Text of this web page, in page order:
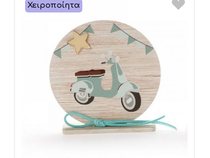
Χειροποίητα